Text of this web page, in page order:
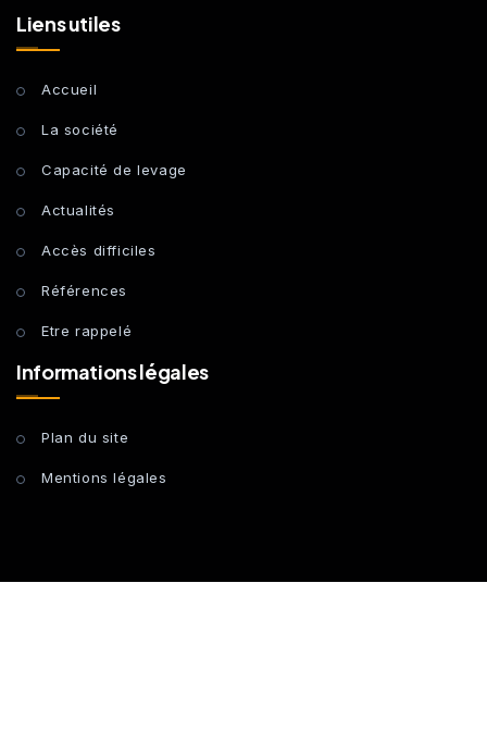
Liens utiles
Accueil
La société
Capacité de levage
Actualités
Accès difficiles
Références
Etre rappelé
Informations légales
Plan du site
Mentions légales